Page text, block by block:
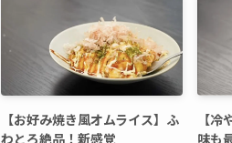
【お好み焼き風オムライス】ふ
わとろ絶品！新感覚
【
味も